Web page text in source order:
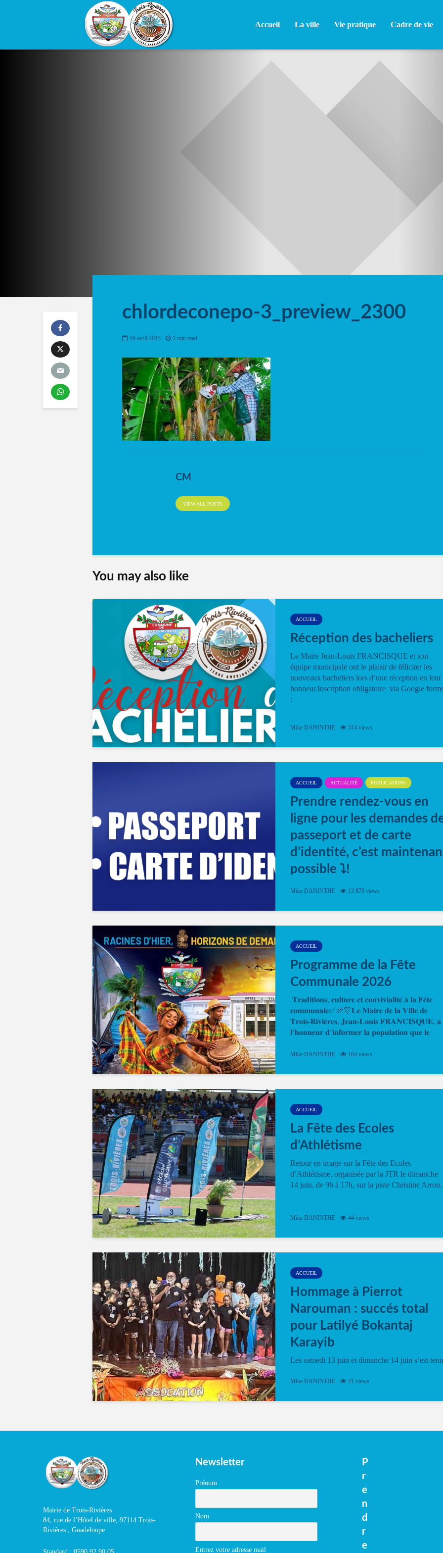
Accueil La ville Vie pratique Cadre de vie
chlordeconepo-3_preview_2300
16 avril 2015 1 min read
CM
VIEW ALL POSTS
You may also like
ACCUEIL
Réception des bacheliers
Le Maire Jean-Louis FRANCISQUE et son
équipe municipale ont le plaisir de féliciter les
nouveaux bacheliers lors d’une réception en leur
honneur.Inscription obligatoire via Google
:
Mike DANINTHE 514 views
ACCUEIL ACTUALITÉ PUBLICATIONS
Prendre rendez-vous en
ligne pour les demandes
passeport et de carte
d’identité, c’est
possible ⤵️!
Désormais, il est possible de prendre rendez-
Mike DANINTHE 13 879 views
ACCUEIL
Programme de la Fête
Communale 2026
𝐓𝐫𝐚𝐝𝐢𝐭𝐢𝐨𝐧𝐬, 𝐜𝐮𝐥𝐭𝐮𝐫𝐞 𝐞𝐭 𝐜𝐨𝐧𝐯𝐢𝐯𝐢𝐚𝐥𝐢𝐭𝐞́ 𝐚̀ 𝐥𝐚 𝐅𝐞̂𝐭𝐞
𝐜𝐨𝐦𝐦𝐮𝐧𝐚𝐥𝐞✅🎉🎊𝐋𝐞 𝐌𝐚𝐢𝐫𝐞 𝐝𝐞 𝐥𝐚 𝐕𝐢𝐥𝐥𝐞 𝐝𝐞
𝐓𝐫𝐨𝐢𝐬-𝐑𝐢𝐯𝐢𝐞̀𝐫𝐞𝐬, 𝐉𝐞𝐚𝐧-𝐋𝐨𝐮𝐢𝐬 𝐅𝐑𝐀𝐍𝐂𝐈𝐒𝐐𝐔𝐄, 𝐚
𝐥’𝐡𝐨𝐧𝐧𝐞𝐮𝐫 𝐝’𝐢𝐧𝐟𝐨𝐫𝐦𝐞𝐫 𝐥𝐚 𝐩𝐨𝐩𝐮𝐥𝐚𝐭𝐢𝐨𝐧 𝐪𝐮𝐞 𝐥𝐞
Mike DANINTHE 164 views
ACCUEIL
La Fête des Ecoles
d’Athlétisme
Retour en image sur la Fête des Ecoles
d’Athlétisme, organisée par la JTR le dimanche
14 juin, de 9h à 17h, sur la piste Christine Arron.
Mike DANINTHE 44 views
ACCUEIL
Hommage à Pierrot
Narouman : succés total
pour Latilyé Bokantaj
Karayib
Les samedi 13 juin et dimanche 14 juin s’est tenu
vibrant à Pierrot Narouman, organisé par
spectacle de fin d’année, présenté à la salle...
Mike DANINTHE 21 views
Mairie de Trois-Rivières
84, rue de l’Hôtel de ville, 97114 Trois-
Rivières , Guadeloupe
Newsletter
Prénom
Nom
Entrez votre adresse mail
P
r
e
n
d
r
e